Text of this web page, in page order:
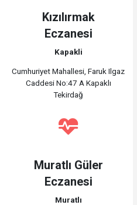
Kızılırmak
Eczanesi
Kapakli
Cumhuriyet Mahallesi, Faruk Ilgaz
Caddesi No:47 A Kapaklı
Tekirdağ
Muratlı Güler
Eczanesi
Muratlı